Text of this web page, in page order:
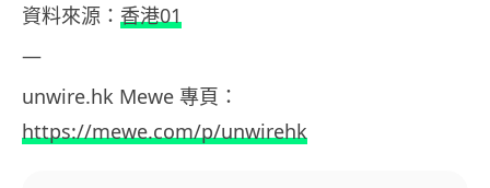
資料來源： 香港01
—
unwire.hk Mewe 專頁：
https://mewe.com/p/unwirehk